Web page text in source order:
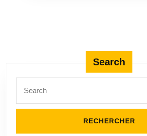
Search
for: